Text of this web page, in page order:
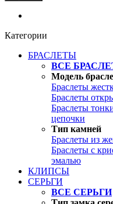
Категории
БРАСЛЕТЫ
ВСЕ
Модель
Браслеты
Браслеты
Браслеты
цепочки
Тип камней
Браслеты из
Браслеты с
эмалью
КЛИПСЫ
СЕРЬГИ
ВСЕ СЕРЬГИ